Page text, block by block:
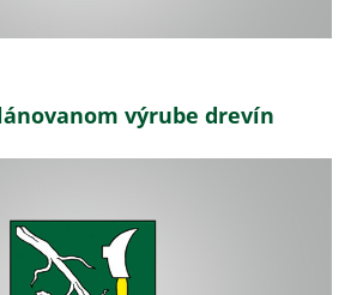
výrube drevín